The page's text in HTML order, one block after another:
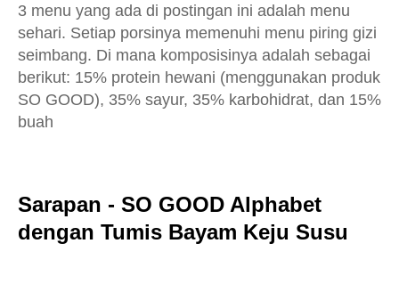
3 menu yang ada di postingan ini adalah menu
sehari. Setiap porsinya memenuhi menu piring gizi
seimbang. Di mana komposisinya adalah sebagai
berikut: 15% protein hewani (menggunakan produk
SO GOOD), 35% sayur, 35% karbohidrat, dan 15%
buah
Sarapan - SO GOOD Alphabet
dengan Tumis Bayam Keju Susu